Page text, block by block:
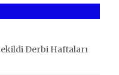
Derbi Haftaları